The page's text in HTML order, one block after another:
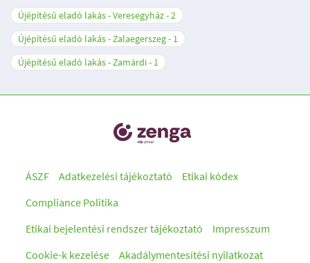
Újépítésű eladó lakás - Veresegyház 2
Újépítésű eladó lakás - Zalaegerszeg
1
Újépítésű eladó lakás - Zamárdi
1
ÁSZF Adatkezelési tájékoztató
Etikai kódex
Compliance Politika
Etikai bejelentési rendszer tájékoztató
Impresszum
Cookie-k kezelése
Akadálymentesítési nyilatkozat